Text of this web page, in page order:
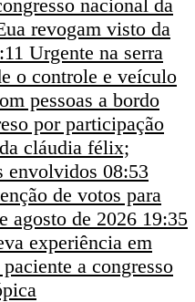
nacional da
revogam visto da
Urgente na serra
o controle e veículo
pessoas a bordo
por participação
cláudia félix;
envolvidos 08:53
de votos para
agosto de 2026 19:35
experiência em
a congresso